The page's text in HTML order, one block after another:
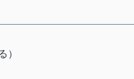
）